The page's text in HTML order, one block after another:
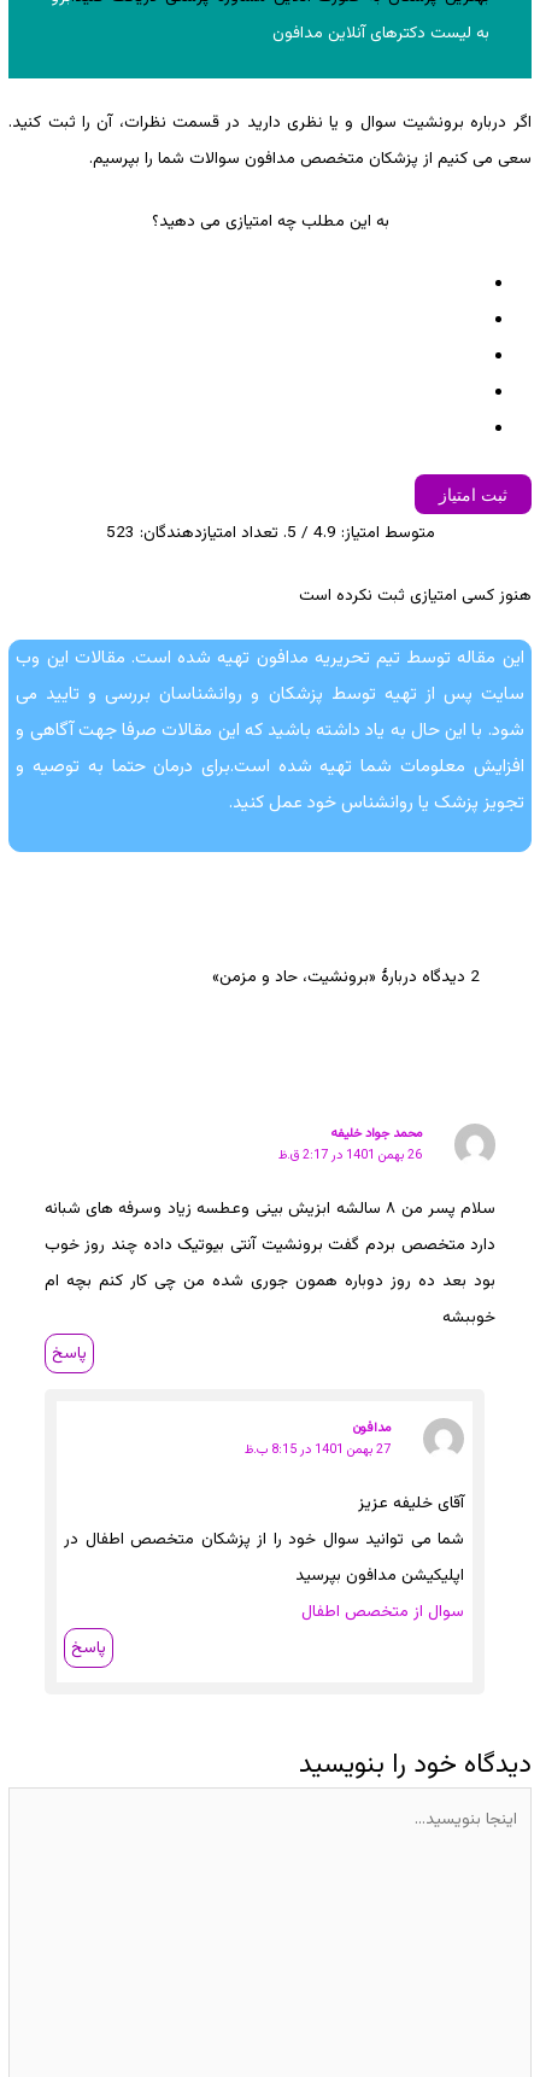
به لیست دکترهای آنلاین مدافون
اگر درباره برونشیت سوال و یا نظری دارید در قسمت نظرات، آن را ثبت کنید.
سعی می کنیم از پزشکان متخصص مدافون سوالات شما را بپرسیم.
به این مطلب چه امتیازی می دهید؟
ثبت امتیاز
متوسط امتیاز: 4.9 / 5. تعداد امتیازدهندگان: 523
هنوز کسی امتیازی ثبت نکرده است
این مقاله توسط تیم تحریریه مدافون تهیه شده است. مقالات این وب
سایت پس از تهیه توسط پزشکان و روانشناسان بررسی و تایید می
شود. با این حال به یاد داشته باشید که این مقالات صرفا جهت آگاهی و
افزایش معلومات شما تهیه شده است.برای درمان حتما به توصیه و
تجویز پزشک یا روانشناس خود عمل کنید.
2 دیدگاه دربارهٔ «برونشیت، حاد و مزمن»
محمد جواد خلیفه
26 بهمن 1401 در 2:17 ق.ظ
سلام پسر من ۸ سالشه ابزیش بینی وعطسه زیاد وسرفه های شبانه
دارد متخصص بردم گفت برونشیت آنتی بیوتیک داده چند روز خوب
بود بعد ده روز دوباره همون جوری شده من چی کار کنم بچه ام
خوببشه
پاسخ
مدافون
27 بهمن 1401 در 8:15 ب.ظ
آقای خلیفه عزیز
شما می توانید سوال خود را از پزشکان متخصص اطفال در
اپلیکیشن مدافون بپرسید
سوال از متخصص اطفال
پاسخ
دیدگاه‌ خود را بنویسید